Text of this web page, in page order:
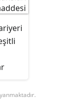
ve
veSo